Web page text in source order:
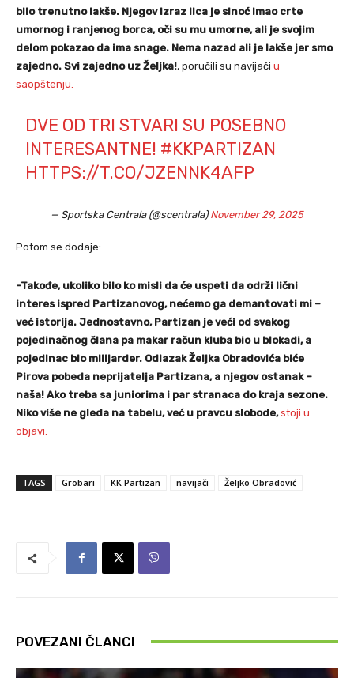
bilo trenutno lakše. Njegov izraz lica je sinoć imao crte
umornog i ranjenog borca, oči su mu umorne, ali je svojim
delom pokazao da ima snage. Nema nazad ali je lakše jer smo
zajedno. Svi zajedno uz Željka!, poručili su navijači u
saopštenju.
DVE OD TRI STVARI SU POSEBNO
INTERESANTNE! #KKPARTIZAN
HTTPS://T.CO/JZENNK4AFP
— Sportska Centrala (@scentrala)November 29, 2025
Potom se dodaje:
-Takođe, ukoliko bilo ko misli da će uspeti da održi lični
interes ispred Partizanovog, nećemo ga demantovati mi –
već istorija. Jednostavno, Partizan je veći od svakog
pojedinačnog člana pa makar račun kluba bio u blokadi, a
pojedinac bio milijarder. Odlazak Željka Obradovića biće
Pirova pobeda neprijatelja Partizana, a njegov ostanak –
naša! Ako treba sa juniorima i par stranaca do kraja sezone.
Niko više ne gleda na tabelu, već u pravcu slobode, stoji u
objavi.
TAGS Grobari KK Partizan navijači Željko Obradović
POVEZANI ČLANCI